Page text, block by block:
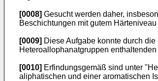
[0008] Gesucht werden daher,
Beschichtungen mit gutem
[0009] Diese Aufgabe konnte durch
Heteroallophanatgruppen
[0010] Erfindungsgemäß sind unter
aliphatischen und einer aromatischen